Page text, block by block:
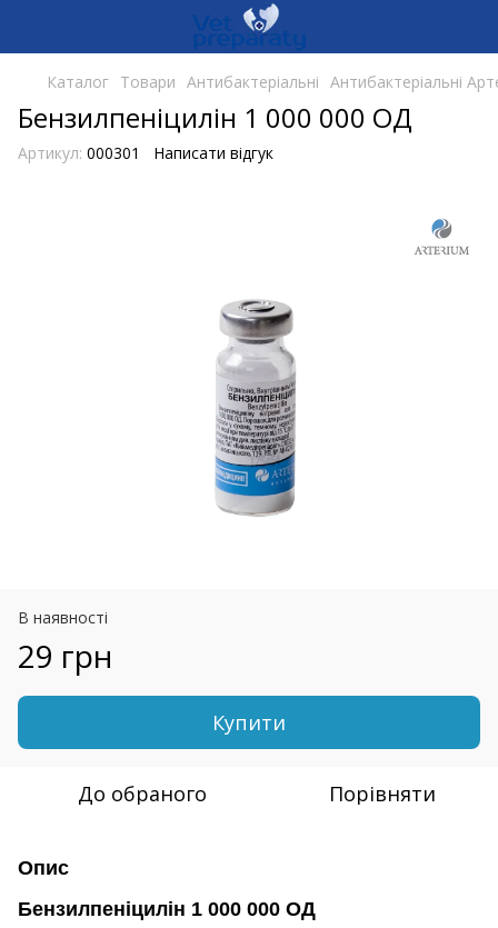
Каталог Товари Антибактеріальні Антибактеріальні
Бензилпеніцилін 1 000 000 ОД
Артикул: 000301 Написати відгук
В наявності
29 грн
Купити
До обраного Порівняти
Опис
Бензилпеніцилін 1 000 000 ОД